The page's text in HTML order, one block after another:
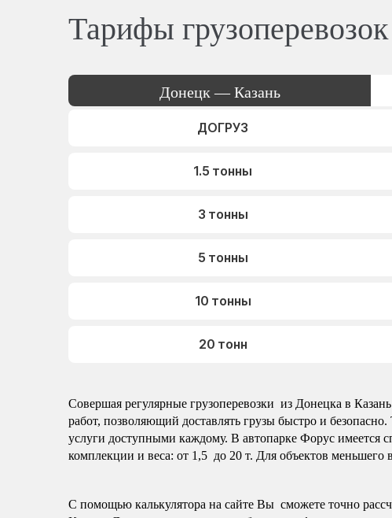
Тарифы грузоперевозок
Донецк — Казань
ДОГРУЗ
1.5 тонны
3 тонны
5 тонны
10 тонны
20 тонн
Совершая регулярные грузоперевозки из Донецка в
работ, позволяющий доставлять грузы быстро и
услуги доступными каждому. В автопарке Форус имеется
комплекции и веса: от 1,5 до 20 т. Для объектов меньшего
С помощью калькулятора на сайте Вы сможете точно